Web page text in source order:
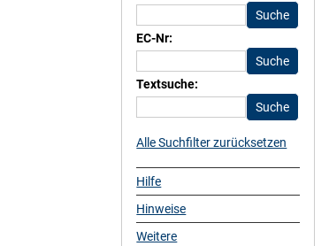
EC-Nr:
Textsuche:
Alle Suchfilter zurücksetzen
Hilfe
Hinweise
Weitere